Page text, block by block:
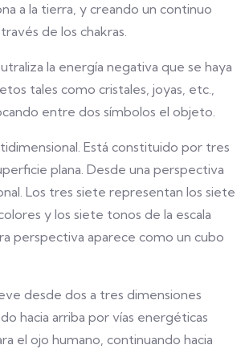
a la tierra, y creando un continuo
de los chakras.
la energía negativa que se haya
tales como cristales, joyas, etc.,
entre dos símbolos el objeto.
Está constituido por tres
plana. Desde una perspectiva
Los tres siete representan los siete
y los siete tonos de la escala
perspectiva aparece como un cubo
desde dos a tres dimensiones
hacia arriba por vías energéticas
el ojo humano, continuando hacia